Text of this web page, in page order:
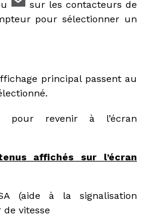
sur les contacteurs de
pour sélectionner un
principal passent au
pour revenir à l’écran
affichés sur l’écran
(aide à la signalisation
vitesse